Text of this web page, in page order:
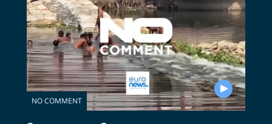
NO COMMENT